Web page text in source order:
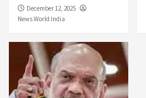
December 12, 2025
News World India